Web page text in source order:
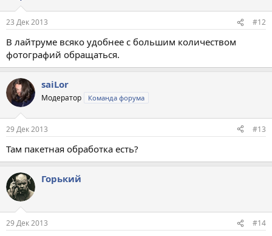
23 Дек 2013 #12
В лайтруме всяко удобнее с большим количеством
фотографий обращаться.
saiLor
Модератор Команда форума
29 Дек 2013 #13
Там пакетная обработка есть?
Горький
29 Дек 2013 #14